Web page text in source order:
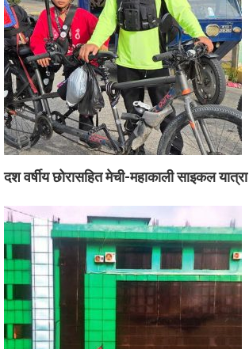
दश वर्षीय छोरासहित मेची-महाकाली साइकल यात्रा